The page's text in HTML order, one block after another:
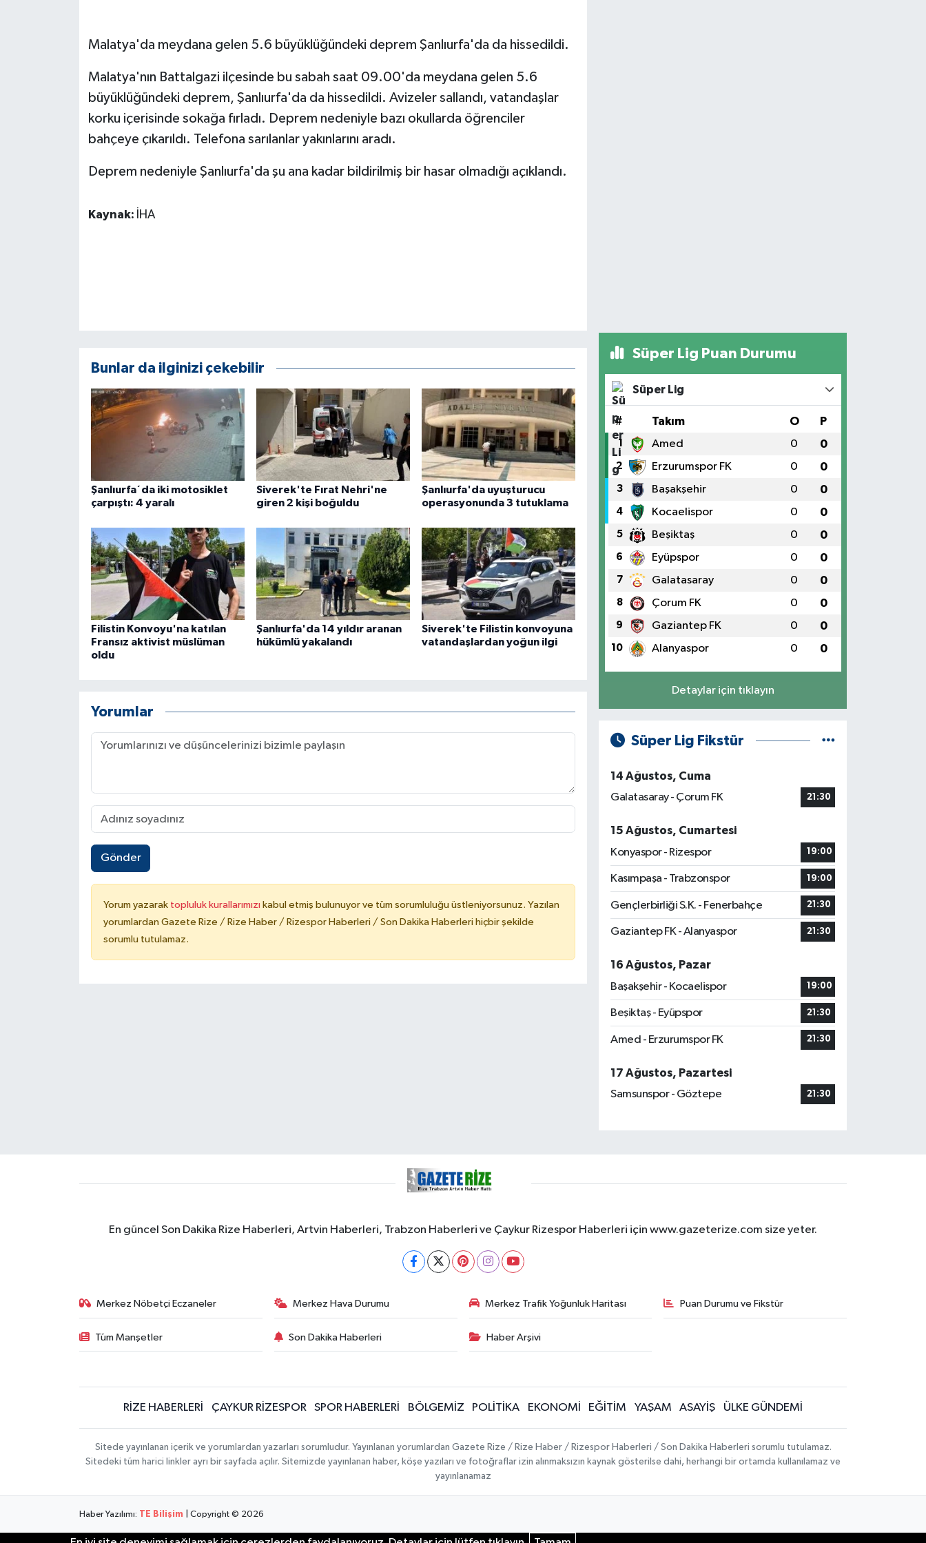
Malatya'da meydana gelen 5.6 büyüklüğündeki deprem Şanlıurfa'da da hissedildi.
Malatya'nın Battalgazi ilçesinde bu sabah saat 09.00'da meydana gelen 5.6
büyüklüğündeki deprem, Şanlıurfa'da da hissedildi. Avizeler sallandı, vatandaşlar
korku içerisinde sokağa fırladı. Deprem nedeniyle bazı okullarda öğrenciler
bahçeye çıkarıldı. Telefona sarılanlar yakınlarını aradı.
Deprem nedeniyle Şanlıurfa'da şu ana kadar bildirilmiş bir hasar olmadığı açıklandı.
Kaynak: İHA
Bunlar da ilginizi çekebilir
Şanlıurfa´da iki motosiklet
çarpıştı: 4 yaralı
Siverek'te Fırat Nehri'ne
giren 2 kişi boğuldu
Şanlıurfa'da uyuşturucu
operasyonunda 3 tutuklama
Filistin Konvoyu'na katılan
Fransız aktivist müslüman
oldu
Şanlıurfa'da 14 yıldır aranan
hükümlü yakalandı
Siverek'te Filistin konvoyuna
vatandaşlardan yoğun ilgi
Yorumlar
Gönder
Yorum yazarak topluluk kurallarımızı kabul etmiş bulunuyor ve tüm sorumluluğu üstleniyorsunuz. Yazılan
yorumlardan Gazete Rize / Rize Haber / Rizespor Haberleri / Son Dakika Haberleri hiçbir şekilde
sorumlu tutulamaz.
Süper Lig Puan Durumu
Süper Lig
# Takım O P
1 Amed 0 0
2 Erzurumspor FK 0 0
3 Başakşehir 0 0
4 Kocaelispor 0 0
5 Beşiktaş 0 0
6 Eyüpspor 0 0
7 Galatasaray 0 0
8 Çorum FK 0 0
9 Gaziantep FK 0 0
10 Alanyaspor 0 0
Detaylar için tıklayın
Süper Lig Fikstür
14 Ağustos, Cuma
Galatasaray - Çorum FK
21:30
15 Ağustos, Cumartesi
Konyaspor - Rizespor
19:00
Kasımpaşa - Trabzonspor 19:00
Gençlerbirliği S.K. - Fenerbahçe 21:30
Gaziantep FK - Alanyaspor 21:30
16 Ağustos, Pazar
Başakşehir - Kocaelispor
19:00
Beşiktaş - Eyüpspor 21:30
Amed - Erzurumspor FK 21:30
17 Ağustos, Pazartesi
Samsunspor - Göztepe
21:30
En güncel Son Dakika Rize Haberleri, Artvin Haberleri, Trabzon Haberleri ve Çaykur Rizespor Haberleri için www.gazeterize.com size yeter.
Merkez Nöbetçi Eczaneler Merkez Hava Durumu Merkez Trafik Yoğunluk Haritası Puan Durumu ve Fikstür
Tüm Manşetler Son Dakika Haberleri Haber Arşivi
RİZE HABERLERİ ÇAYKUR RİZESPOR SPOR HABERLERİ BÖLGEMİZ POLİTİKA EKONOMİ EĞİTİM YAŞAM ASAYİŞ ÜLKE GÜNDEMİ
Sitede yayınlanan içerik ve yorumlardan yazarları sorumludur. Yayınlanan yorumlardan Gazete Rize / Rize Haber / Rizespor Haberleri / Son Dakika Haberleri sorumlu tutulamaz.
Sitedeki tüm harici linkler ayrı bir sayfada açılır. Sitemizde yayınlanan haber, köşe yazıları ve fotoğraflar izin alınmaksızın kaynak gösterilse dahi, herhangi bir ortamda kullanılamaz ve
yayınlanamaz
Haber Yazılımı: TE Bilişim | Copyright © 2026
HABERDE İNSAN
İş Dünyası
POLİTİKA
TEKNOLOJİ
ÜLKE GÜNDEMİ
Yerel Haberler